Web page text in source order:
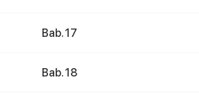
Bab. 17
Bab. 18